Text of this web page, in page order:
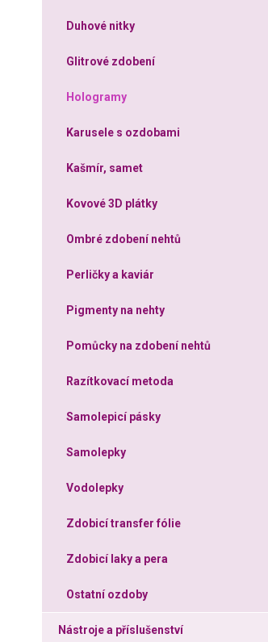
Duhové nitky
Glitrové zdobení
Hologramy
Karusele s ozdobami
Kašmír, samet
Kovové 3D plátky
Ombré zdobení nehtů
Perličky a kaviár
Pigmenty na nehty
Pomůcky na zdobení nehtů
Razítkovací metoda
Samolepicí pásky
Samolepky
Vodolepky
Zdobicí transfer fólie
Zdobicí laky a pera
Ostatní ozdoby
Nástroje a příslušenství